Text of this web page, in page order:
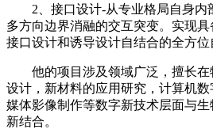
2、接口设计-从专业格局自身内
多方向边界消融的交互突变。实现
接口设计和诱导设计自结合的全方位
他的项目涉及领域广泛，擅长在
设计，新材料的应用研究，计算机
媒体影像制作等数字新技术层面与
新结合。